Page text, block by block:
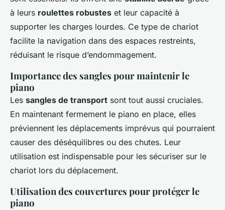
à leurs roulettes robustes et leur capacité à
supporter les charges lourdes. Ce type de chariot
facilite la navigation dans des espaces restreints,
réduisant le risque d’endommagement.
Importance des sangles pour maintenir le
piano
Les sangles de transport sont tout aussi cruciales.
En maintenant fermement le piano en place, elles
préviennent les déplacements imprévus qui pourraient
causer des déséquilibres ou des chutes. Leur
utilisation est indispensable pour les sécuriser sur le
chariot lors du déplacement.
Utilisation des couvertures pour protéger le
piano